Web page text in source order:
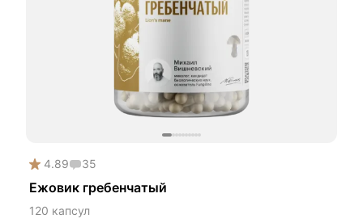
4.89 35
Ежовик гребенчатый
120 капсул